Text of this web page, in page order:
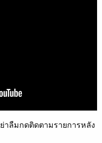
าลืมกดติดตามรายการหลัง